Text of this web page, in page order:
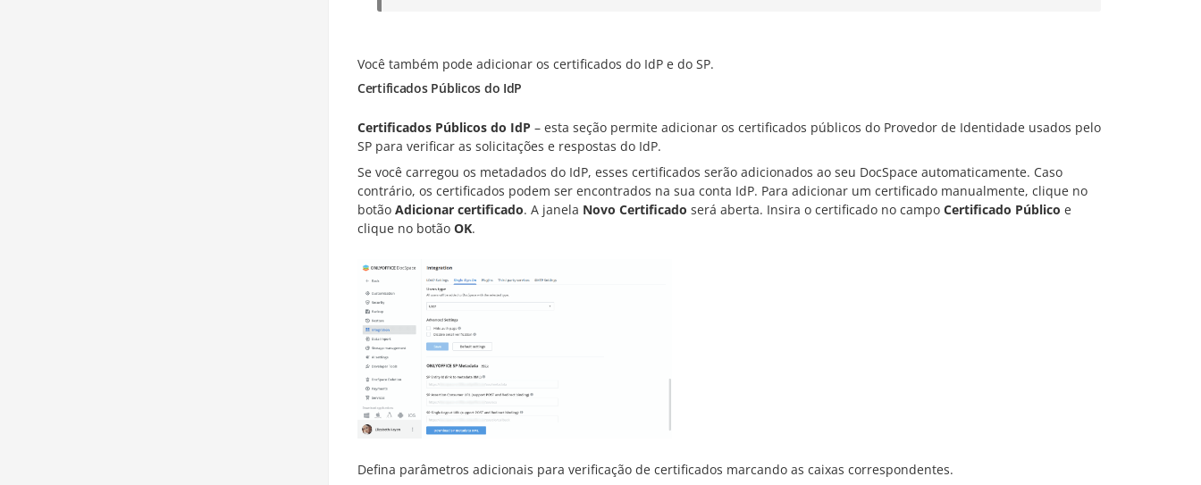
Você também pode adicionar os certificados do IdP e do SP.
Certificados Públicos do IdP
Certificados Públicos do IdP – esta seção permite adicionar os certificados públicos do Provedor de Identidade usados pelo
SP para verificar as solicitações e respostas do IdP.
Se você carregou os metadados do IdP, esses certificados serão adicionados ao seu DocSpace automaticamente. Caso
contrário, os certificados podem ser encontrados na sua conta IdP. Para adicionar um certificado manualmente, clique no
botão Adicionar certificado. A janela Novo Certificado será aberta. Insira o certificado no campo Certificado Público e
clique no botão OK.
Defina parâmetros adicionais para verificação de certificados marcando as caixas correspondentes.